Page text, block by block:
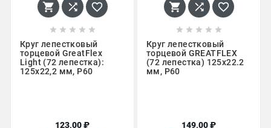
  
    
Круг лепестковый
торцевой GreatFlex
Light (72 лепестка):
125x22,2 мм, P60
123,00 ₽
  
    
Круг лепестковый
торцевой GREATFLEX
(72 лепестка) 125x22.2
мм, Р60
149,00 ₽